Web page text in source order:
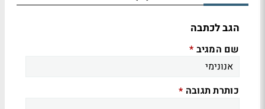
הגב לכתבה
שם המגיב *
כותרת תגובה *